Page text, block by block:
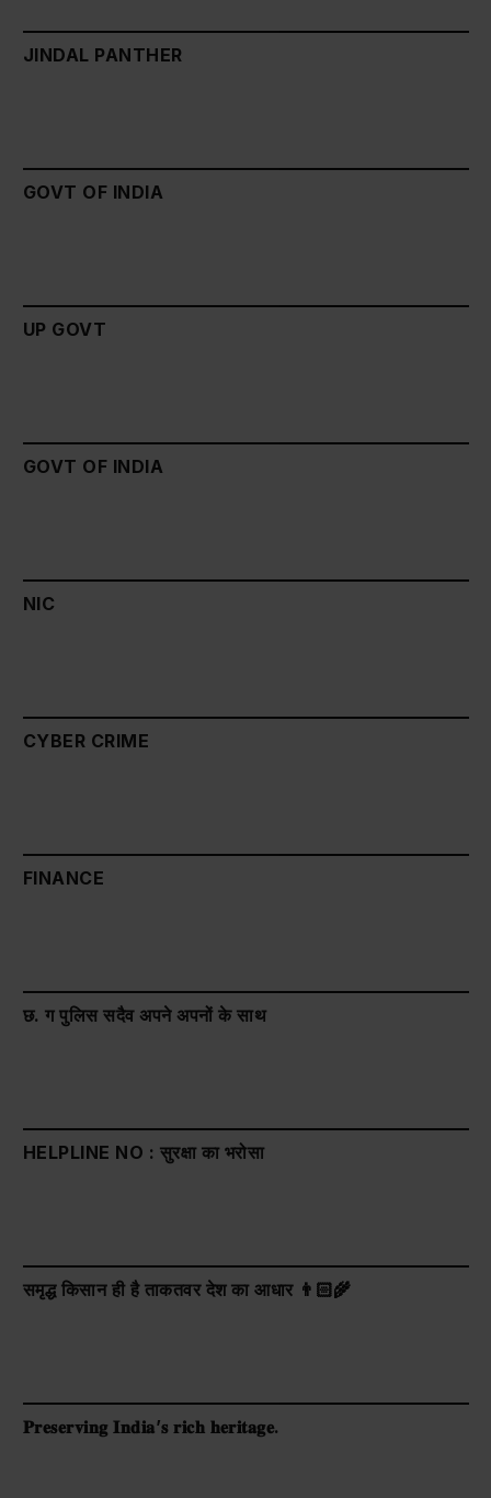
JINDAL PANTHER
GOVT OF INDIA
UP GOVT
GOVT OF INDIA
NIC
CYBER CRIME
FINANCE
छ. ग पुलिस सदैव अपने अपनों के साथ
HELPLINE NO : सुरक्षा का भरोसा
समृद्ध किसान ही है ताकतवर देश का आधार 👨🏻‍🌾
𝐏𝐫𝐞𝐬𝐞𝐫𝐯𝐢𝐧𝐠 𝐈𝐧𝐝𝐢𝐚’𝐬 𝐫𝐢𝐜𝐡 𝐡𝐞𝐫𝐢𝐭𝐚𝐠𝐞.